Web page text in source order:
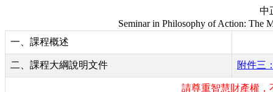
中
Seminar in Philosophy of Action: The
一、課程概述
二、課程大綱說明文件 附件三
請尊重智慧財產權，